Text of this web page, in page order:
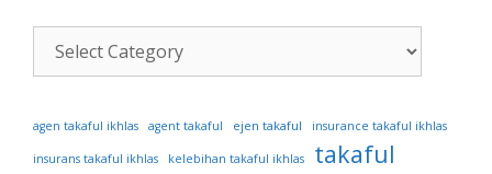
Kategori
Artikel
agen takaful ikhlas agent takaful ejen takaful insurance takaful ikhlas
insurans takaful ikhlas kelebihan takaful ikhlas takaful